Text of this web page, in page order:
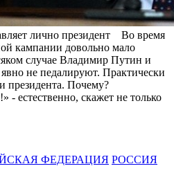
лично президент ​ Во время
кампании довольно мало
случае Владимир Путин и
не педалируют. Практически
президента. Почему?
- естественно, скажет не только
ФЕДЕРАЦИЯ РОССИЯ